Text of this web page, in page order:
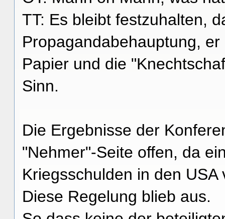
TT: Es bleibt festzuhalten,
Propagandabehauptung,
Papier und die
Sinn.
Die Ergebnisse der
"Nehmer"-Seite offen, da
Kriegsschulden in den
Diese Regelung blieb aus.